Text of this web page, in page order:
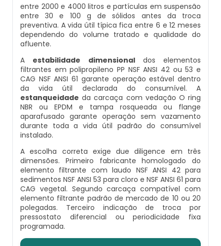
Venda De Osmose Reversa
Comprar Filtro De Osmose Reversa
Distribuidor De Osmose Reversa
Distribuidor De Osmose Reversa De
Tratamento De Água
Filtro Para Poço Artesiano Com Carvão
Ativado
Membrana De Osmose Reversa
Osmose Reversa
Abrandador
Desmineralizador
Filtro De Agua Alta Vazão
Filtro De Fibra De Vidro
Filtro De Água Industrial
Filtro De Água Industrial Preço
Filtro De Água Para Indústria
Filtro De Água Para Poço Artesiano
Filtro De Água Para Poço Artesiano Preço
entre 2000 e 4000 litros e partículas em suspensão
entre 30 e 100 g de sólidos antes da troca
preventiva. A vida útil típica fica entre 6 e 12 meses
dependendo do volume tratado e qualidade do
afluente.
A estabilidade dimensionaldos elementos
filtrantes em polipropileno PP NSF ANSI 42 ou 53 e
CAG NSF ANSI 61 garante operação estável dentro
da vida útil declarada do consumível. A
estanqueidade da carcaça com vedação O ring
NBR ou EPDM e tampa rosqueada ou flange
aparafusado garante operação sem vazamento
durante toda a vida útil padrão do consumível
instalado.
A escolha correta exige due diligence em três
dimensões. Primeiro fabricante homologado do
elemento filtrante com laudo NSF ANSI 42 para
sedimentos NSF ANSI 53 para cloro e NSF ANSI 61 para
CAG vegetal. Segundo carcaça compatível com
elemento filtrante padrão de mercado de 10 ou 20
polegadas. Terceiro indicação de troca por
pressostato diferencial ou periodicidade fixa
programada.